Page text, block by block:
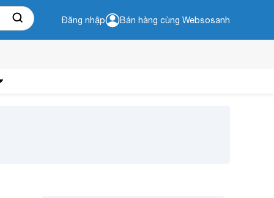
Đăng nhập Bán hàng cùng Websosanh